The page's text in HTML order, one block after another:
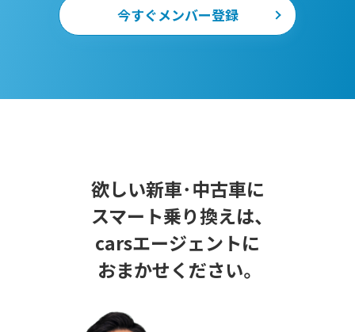
今すぐメンバー登録
欲しい新車･中古車に
スマート乗り換えは、
carsエージェントに
おまかせください。